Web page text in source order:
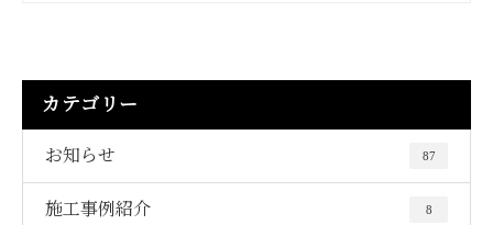
カテゴリー
お知らせ 87
施工事例紹介 8